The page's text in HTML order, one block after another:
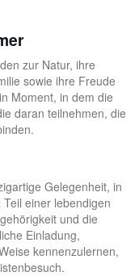
zur Natur, ihre
sowie ihre Freude
Moment, in dem die
daran teilnehmen, die
Gelegenheit, in
einer lebendigen
und die
Einladung,
kennenzulernen,